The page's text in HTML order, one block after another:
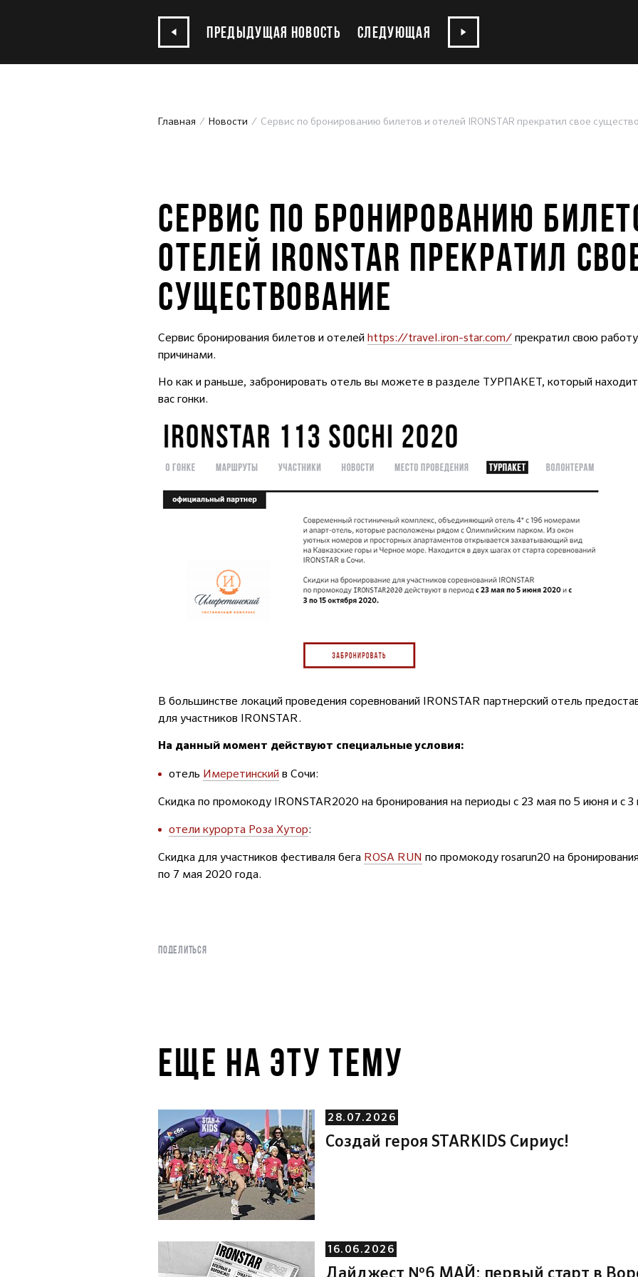
ПРЕДЫДУЩАЯ НОВОСТЬ СЛЕДУЮЩАЯ
Главная Новости Сервис по бронированию билетов и отелей IRONSTAR прекратил свое
СЕРВИС ПО БРОНИРОВАНИЮ
ОТЕЛЕЙ IRONSTAR ПРЕКРАТИЛ
СУЩЕСТВОВАНИЕ
Сервис бронирования билетов и отелейhttps://travel.iron-star.com/прекратил свою
причинами.
Но как и раньше, забронировать отель вы можете в разделе ТУРПАКЕТ, который
вас гонки.
В большинстве локаций проведения соревнований IRONSTAR партнерский отель
для участников IRONSTAR.
На данный момент действуют специальные условия:
отель Имеретинский в Сочи:
Скидка по промокоду IRONSTAR2020 на бронирования на периоды с 23 мая по 5 июня и с
отели курорта Роза Хутор:
Скидка для участников фестиваля бега ROSA RUN по промокоду rosarun20 на
по 7 мая 2020 года.
ПОДЕЛИТЬСЯ
ЕЩЕ НА ЭТУ ТЕМУ
28.07.2026
Создай героя STARKIDS Сириус!
16.06.2026